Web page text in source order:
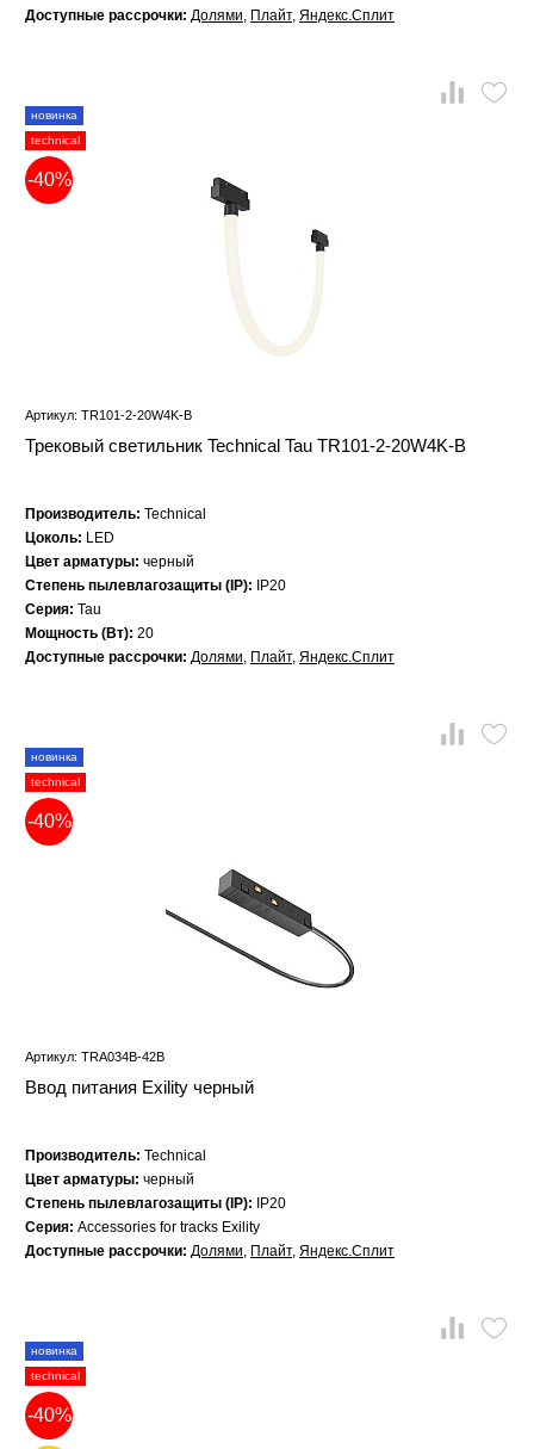
Доступные рассрочки: Долями, Плайт, Яндекс.Сплит
новинка
technical
-40%
Артикул: TR101-2-20W4K-B
Трековый светильник Technical Tau TR101-2-20W4K-B
Производитель: Technical
Цоколь: LED
Цвет арматуры: черный
Степень пылевлагозащиты (IP):
IP20
Серия: Tau
Мощность (Вт): 20
Доступные рассрочки: Долями, Плайт, Яндекс.Сплит
новинка
technical
-40%
Артикул: TRA034B-42B
Ввод питания Exility черный
Производитель: Technical
Цвет арматуры: черный
Степень пылевлагозащиты (IP):
IP20
Серия: Accessories for tracks Exility
Доступные рассрочки: Долями, Плайт, Яндекс.Сплит
новинка
technical
-40%